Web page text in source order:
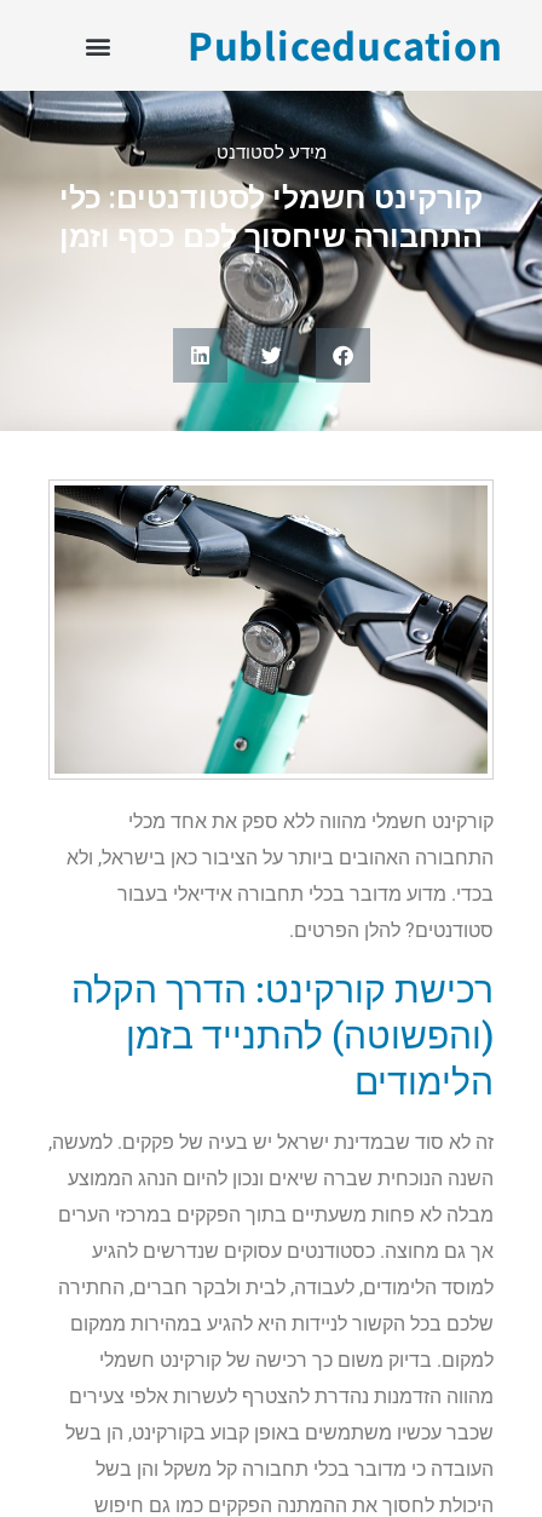
Publiceducation
מידע לסטודנט
קורקינט חשמלי לסטודנטים: כלי
התחבורה שיחסוך לכם כסף וזמן
קורקינט חשמלי מהווה ללא ספק את אחד מכלי
התחבורה האהובים ביותר על הציבור כאן בישראל, ולא
בכדי. מדוע מדובר בכלי תחבורה אידיאלי בעבור
סטודנטים? להלן הפרטים.
רכישת קורקינט: הדרך הקלה
(והפשוטה) להתנייד בזמן
הלימודים
זה לא סוד שבמדינת ישראל יש בעיה של פקקים. למעשה,
השנה הנוכחית שברה שיאים ונכון להיום הנהג הממוצע
מבלה לא פחות משעתיים בתוך הפקקים במרכזי הערים
אך גם מחוצה. כסטודנטים עסוקים שנדרשים להגיע
למוסד הלימודים, לעבודה, לבית ולבקר חברים, החתירה
שלכם בכל הקשור לניידות היא להגיע במהירות ממקום
למקום. בדיוק משום כך רכישה של קורקינט חשמלי
מהווה הזדמנות נהדרת להצטרף לעשרות אלפי צעירים
שכבר עכשיו משתמשים באופן קבוע בקורקינט, הן בשל
העובדה כי מדובר בכלי תחבורה קל משקל והן בשל
היכולת לחסוך את ההמתנה הפקקים כמו גם חיפוש